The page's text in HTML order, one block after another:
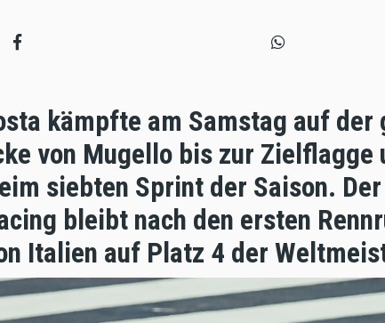
kämpfte am Samstag auf der
von Mugello bis zur Zielflagge
siebten Sprint der Saison.
bleibt nach den ersten
Italien auf Platz 4 der